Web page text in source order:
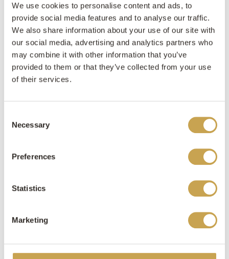
We use cookies to personalise content and ads, to
provide social media features and to analyse our traffic.
We also share information about your use of our site with
our social media, advertising and analytics partners who
may combine it with other information that you’ve
provided to them or that they’ve collected from your use
of their services.
Selection
Necessary
Preferences
Statistics
Marketing